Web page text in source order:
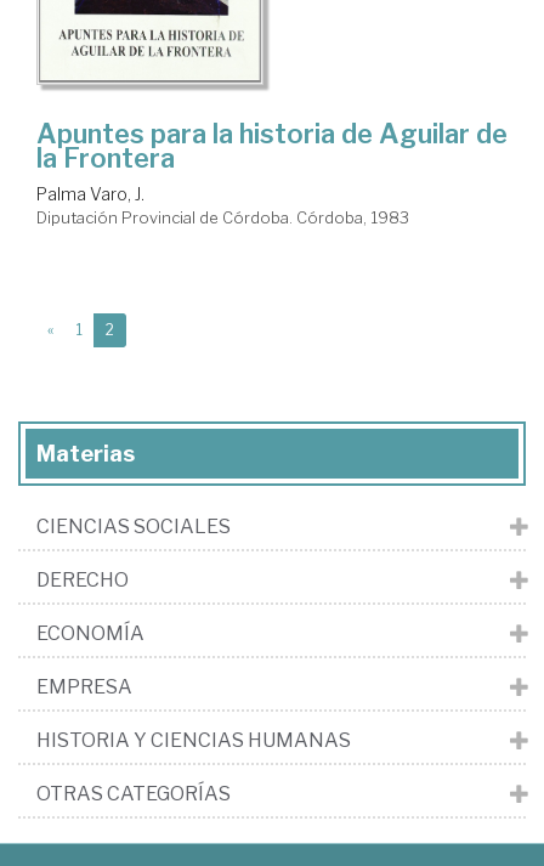
Apuntes para la historia de Aguilar de
la Frontera
Palma Varo, J.
Diputación Provincial de Córdoba. Córdoba, 1983
« 1 2
Materias
CIENCIAS SOCIALES
DERECHO
ECONOMÍA
EMPRESA
HISTORIA Y CIENCIAS HUMANAS
OTRAS CATEGORÍAS